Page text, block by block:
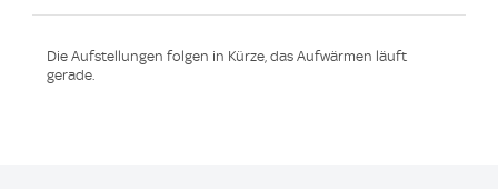
Die Aufstellungen folgen in Kürze, das Aufwärmen läuft
gerade.